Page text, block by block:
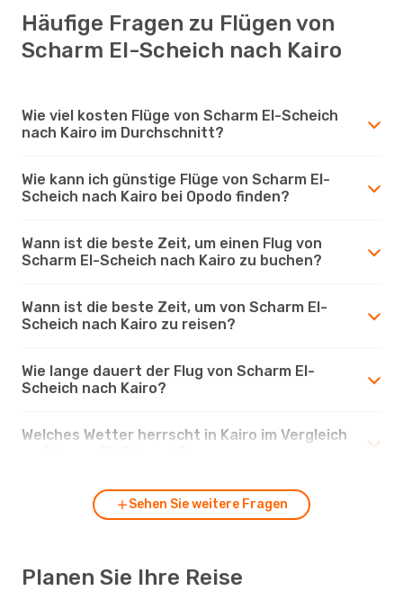
Häufige Fragen zu Flügen von
Scharm El-Scheich nach Kairo
Wie viel kosten Flüge von Scharm El-Scheich
nach Kairo im Durchschnitt?
Wie kann ich günstige Flüge von Scharm El-
Scheich nach Kairo bei Opodo finden?
Wann ist die beste Zeit, um einen Flug von
Scharm El-Scheich nach Kairo zu buchen?
Wann ist die beste Zeit, um von Scharm El-
Scheich nach Kairo zu reisen?
Wie lange dauert der Flug von Scharm El-
Scheich nach Kairo?
Welches Wetter herrscht in Kairo im Vergleich
Sehen Sie weitere Fragen
Planen Sie Ihre Reise